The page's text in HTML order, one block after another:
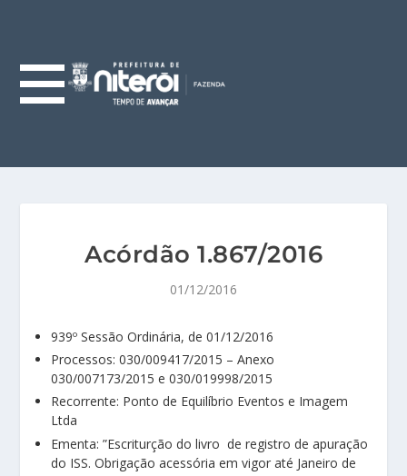
Acórdão 1.867/2016
01/12/2016
939º Sessão Ordinária, de 01/12/2016
Processos: 030/009417/2015 – Anexo
030/007173/2015 e 030/019998/2015
Recorrente: Ponto de Equilíbrio Eventos e Imagem
Ltda
Ementa: ”Escriturção do livro de registro de apuração
do ISS. Obrigação acessória em vigor até Janeiro de